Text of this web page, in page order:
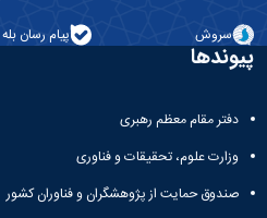
سروش پیام رسان بله
پیوندها
دفتر مقام معظم رهبری
وزارت علوم، تحقیقات و فناوری
صندوق حمایت از پژوهشگران و فناوران کشور